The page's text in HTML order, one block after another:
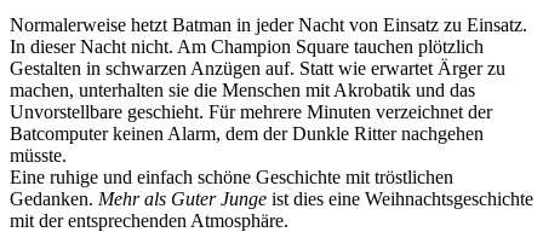
Normalerweise hetzt Batman in jeder Nacht von Einsatz zu Einsatz.
In dieser Nacht nicht. Am Champion Square tauchen plötzlich
Gestalten in schwarzen Anzügen auf. Statt wie erwartet Ärger zu
machen, unterhalten sie die Menschen mit Akrobatik und das
Unvorstellbare geschieht. Für mehrere Minuten verzeichnet der
Batcomputer keinen Alarm, dem der Dunkle Ritter nachgehen
müsste.
Eine ruhige und einfach schöne Geschichte mit tröstlichen
Gedanken. Mehr als Guter Junge ist dies eine Weihnachtsgeschichte
mit der entsprechenden Atmosphäre.